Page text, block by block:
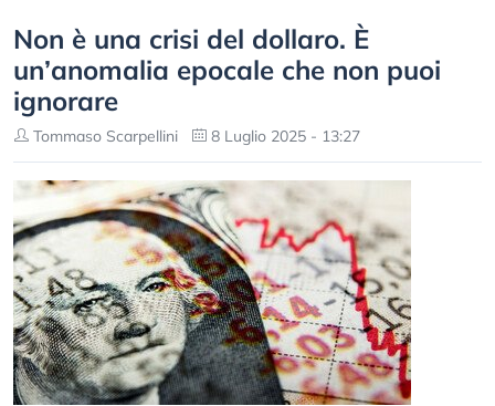
Non è una crisi del dollaro. È
un’anomalia epocale che non puoi
ignorare
Tommaso Scarpellini 8 Luglio 2025 - 13:27